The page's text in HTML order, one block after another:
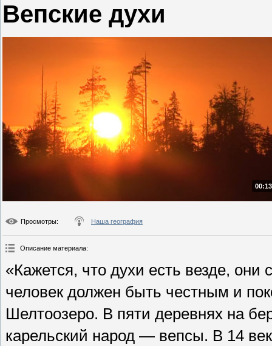
Вепские духи
Просмотры: Наша география
Описание материала:
«Кажется, что духи есть везде,
человек должен быть честным и
Шелтоозеро. В пяти деревнях на
карельский народ — вепсы. В 14